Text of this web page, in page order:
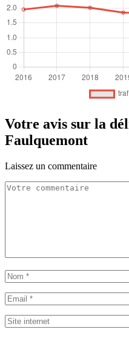
Votre avis sur la
Faulquemont
Laissez un commentaire